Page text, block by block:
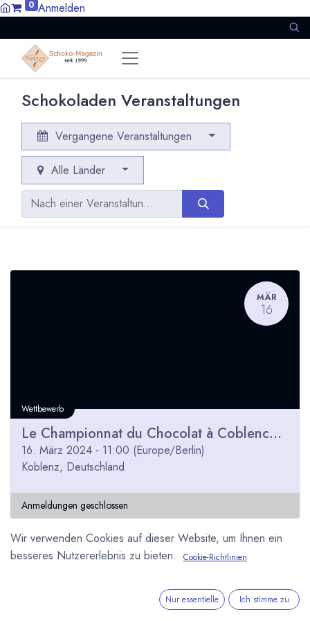
0 Anmelden
Schokoladen Veranstaltungen
Vergangene Veranstaltungen
Alle Länder
MÄR
16
Wettbewerb
Le Championnat du Chocolat à Coblence 2024
16. März 2024 - 11:00 (Europe/Berlin)
Koblenz, Deutschland
Anmeldungen geschlossen
Wir verwenden Cookies auf dieser Website, um Ihnen ein
besseres Nutzererlebnis zu bieten.
Cookie-Richtlinien
Nur essentielle Ich stimme zu